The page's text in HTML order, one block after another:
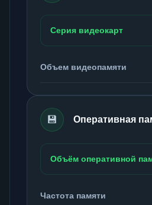
Серия видеокарт
Объем видеопамяти
💾 Оперативная
Объём оперативной
Частота памяти